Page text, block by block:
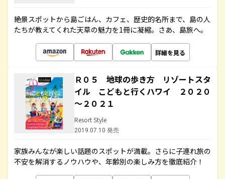
絶景スポットから島ごはん、カフェ、歴史的名所まで、島の人
たちが教えてくれた天草の魅力を1冊に凝縮。さあ、島旅へ。
詳細を見る
Ｒ０５ 地球の歩き方 リゾートスタ
イル こどもと行くハワイ ２０２０
～２０２１
Resort Style
2019.07.10 発売
家族みんなが楽しい話題のスポットが満載。さらに子連れ旅の
不安を解消するノウハウや、年齢別の楽しみ方を徹底紹介！